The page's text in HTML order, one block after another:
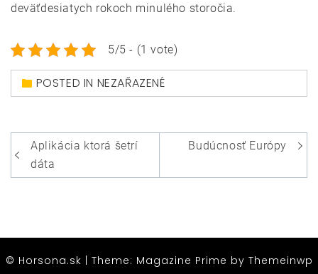
deväťdesiatych rokoch minulého storočia.
5/5 - (1 vote)
POSTED IN NEZAŘAZENÉ
Navigace
pro
Aplikácia ktorá šetrí
dáta
Budúcnosť Európy
© Horsona.sk | Theme: Magazine Prime by Themeinwp